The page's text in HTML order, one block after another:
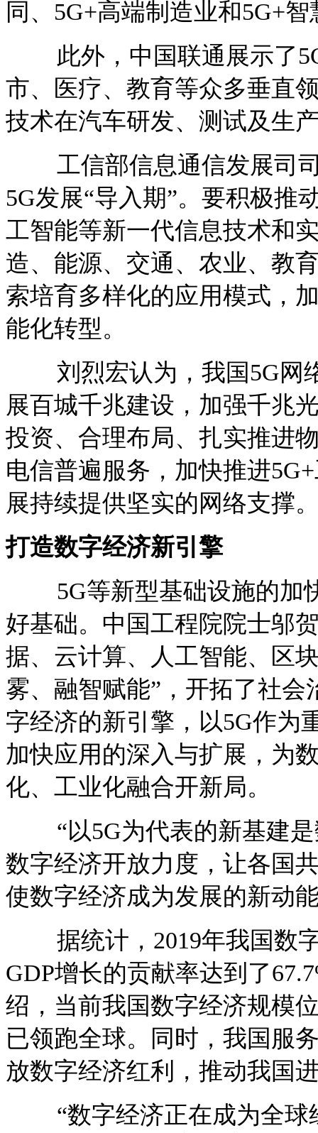
同、5G+高端制造业和5G+
此外，中国联通展示了
市、医疗、教育等众多垂直
技术在汽车研发、测试及生
工信部信息通信发展司司
5G发展“导入期”。要积极推
工智能等新一代信息技术和
造、能源、交通、农业、教
索培育多样化的应用模式，
能化转型。
刘烈宏认为，我国5G网络
展百城千兆建设，加强千兆
投资、合理布局、扎实推进
电信普遍服务，加快推进
展持续提供坚实的网络支撑
打造数字经济新引擎
5G等新型基础设施的加
好基础。中国工程院院士邬
据、云计算、人工智能、区
雾、融智赋能”，开拓了社
字经济的新引擎，以5G作为
加快应用的深入与扩展，为
化、工业化融合开新局。
“以5G为代表的新基建是
数字经济开放力度，让各国
使数字经济成为发展的新动
据统计，2019年我国数字
GDP增长的贡献率达到了
绍，当前我国数字经济规模
已领跑全球。同时，我国服
放数字经济红利，推动我国
“数字经济正在成为全球